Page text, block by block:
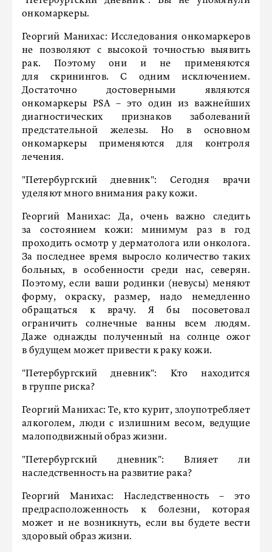
онкомаркеры.
Георгий Манихас: Исследования онкомаркеров
не позволяют с высокой точностью выявить
рак. Поэтому они и не применяются
для скринингов. С одним исключением.
Достаточно достоверными являются
онкомаркеры PSA – это один из важнейших
диагностичес­ких признаков заболеваний
предстательной железы. Но в основном
онкомаркеры применяются для контроля
лечения.
"Петербургский дневник": Сегодня врачи
уделяют много внимания раку кожи.
Георгий Манихас:
Да, очень важно следить
за состоянием кожи: минимум раз в год
проходить осмотр у дерматолога или онколога.
За последнее время выросло количество таких
больных, в особенности среди нас, северян.
Поэтому, если ваши родинки (невусы) меняют
форму, окраску, размер, надо немедленно
обращаться к врачу. Я бы посоветовал
ограничить солнечные ванны всем людям.
Даже однажды полученный на солнце ожог
в будущем может привести к раку кожи.
"Петербургский дневник":
Кто находится
в группе риска?
Георгий Манихас: Те, кто курит, злоупотребляет
алкоголем, люди с излишним весом, ведущие
малоподвижный образ жизни.
"Петербургский дневник": Влияет ли
наследственность на развитие рака?
Георгий Манихас: Наследственность – это
предрасположенность к болезни, которая
может и не возникнуть, если вы будете вести
здоровый образ жизни.